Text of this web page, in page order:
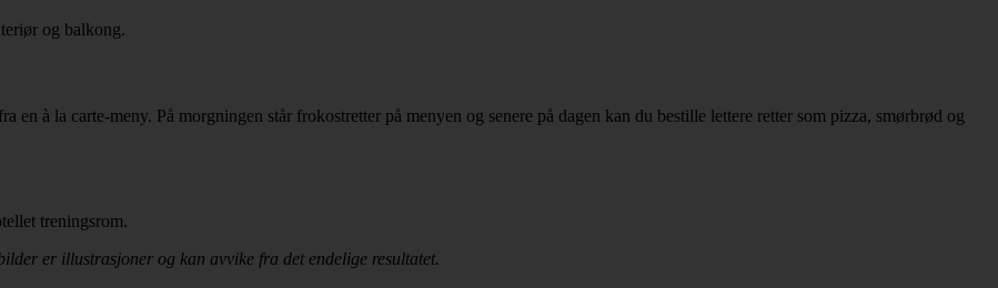
og balkong.
en à la carte-meny. På morgningen står frokostretter på menyen og senere på dagen kan du bestille lettere retter som pizza, smørbrød og
treningsrom.
er illustrasjoner og kan avvike fra det endelige resultatet.